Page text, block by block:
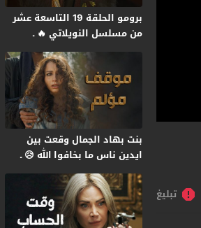
تبليغ
برومو الحلقة 19 التاسعة عشر
من مسلسل النويلاتي 🔥 ـ
رمضان2026
بنت بهاد الجمال وقعت بين
ايدين ناس ما بخافوا الله 😥 ـ
النويلاتي